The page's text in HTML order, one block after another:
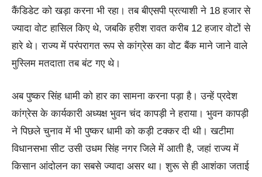
कैंडिडेट को खड़ा करना भी रहा। तब बीएसपी प्रत्याशी ने 18 हजार से
ज्यादा वोट हासिल किए थे, जबकि हरीश रावत करीब 12 हजार वोटों से
हारे थे। राज्य में परंपरागत रूप से कांग्रेस का वोट बैंक माने जाने वाले
मुस्लिम मतदाता तब बंट गए थे।
अब पुष्कर सिंह धामी को हार का सामना करना पड़ा है। उन्हें प्रदेश
कांग्रेस के कार्यकारी अध्यक्ष भुवन चंद कापड़ी ने हराया। भुवन कापड़ी
ने पिछले चुनाव में भी पुष्कर धामी को कड़ी टक्कर दी थी। खटीमा
विधानसभा सीट उसी उधम सिंह नगर जिले में आती है, जहां राज्य में
किसान आंदोलन का सबसे ज्यादा असर था। शुरू से ही आशंका जताई